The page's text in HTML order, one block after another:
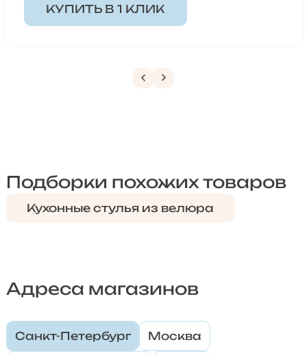
КУПИТЬ В 1 КЛИК
Подборки похожих товаров
Кухонные стулья из велюра
Адреса магазинов
Санкт-Петербург Москва